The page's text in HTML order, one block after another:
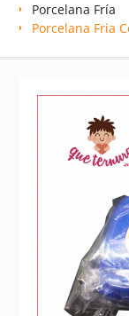
Porcelana Fría
Porcelana Fria